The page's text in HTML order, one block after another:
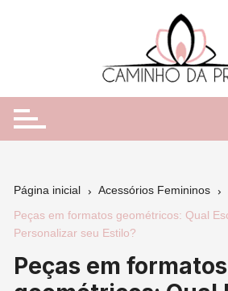
Página inicial
Acessórios Femininos
Peças em formatos geométricos: Qual
Personalizar seu Estilo?
Peças em formatos